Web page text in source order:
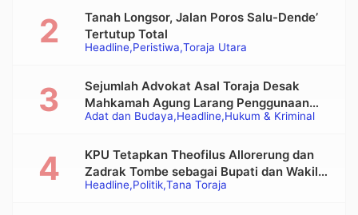
Headline Peristiwa Toraja Utara
Tanah Longsor, Jalan Poros Salu-Dende’
Tertutup Total
Adat dan Budaya Headline Hukum & Kriminal
Sejumlah Advokat Asal Toraja Desak
Mahkamah Agung Larang Penggunaan
Alat Berat pada Eksekusi Rumah Adat
Headline Politik Tana Toraja
KPU Tetapkan Theofilus Allorerung dan
Zadrak Tombe sebagai Bupati dan Wakil
Bupati Tana Toraja Terpilih